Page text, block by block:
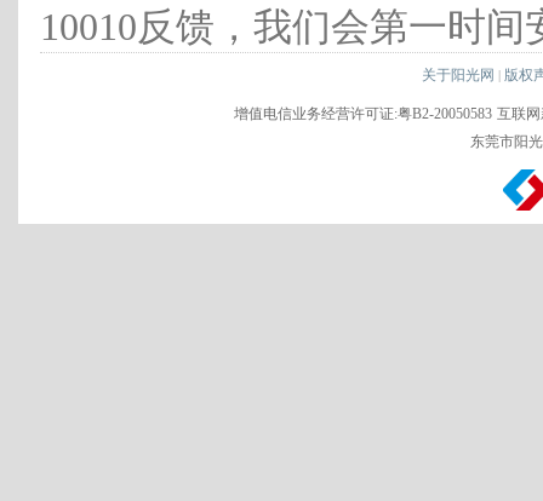
10010反馈，我们会第一时间
关于阳光网 | 版权
增值电信业务经营许可证:粤B2-20050583 互联网
东莞市阳